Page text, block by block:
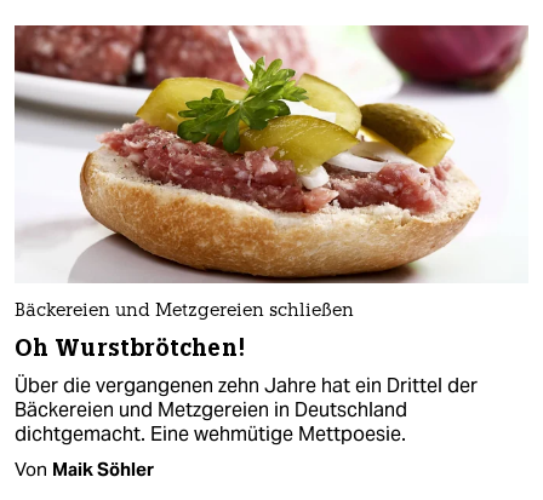
Bäckereien und Metzgereien schließen
Oh Wurstbrötchen!
Über die vergangenen zehn Jahre hat ein Drittel der
Bäckereien und Metzgereien in Deutschland
dichtgemacht. Eine wehmütige Mettpoesie.
Von Maik Söhler